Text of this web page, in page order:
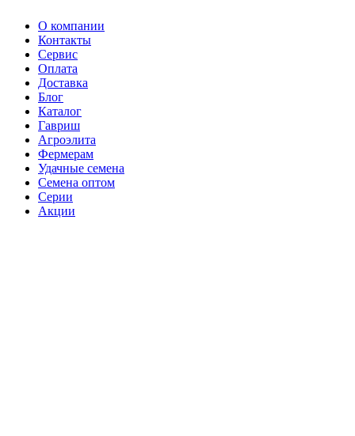
О компании
Контакты
Сервис
Оплата
Доставка
Блог
Каталог
Гавриш
Агроэлита
Фермерам
Удачные семена
Семена оптом
Серии
Акции